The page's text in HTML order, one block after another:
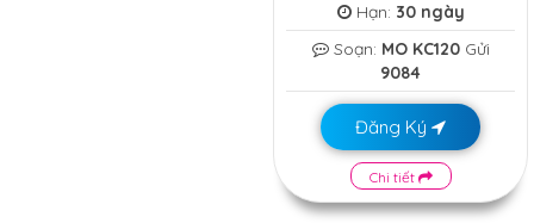
Hạn: 30 ngày
Soạn: MO KC120Gửi
9084
Đăng Ký
Chi tiết